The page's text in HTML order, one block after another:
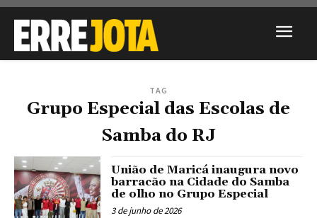
TAG
Grupo Especial das Escolas de
Samba do RJ
União de Maricá inaugura novo
barracão na Cidade do Samba
de olho no Grupo Especial
3 de junho de 2026